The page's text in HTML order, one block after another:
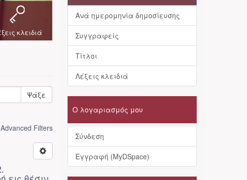
κλειδιά
Ψάξε
Filters
Ανά ημερομηνία δημοσίευσης
Συγγραφείς
Τίτλοι
Λέξεις κλειδιά
Ο λογαριασμός μου
Σύνδεση
Εγγραφή (MyDSpace)